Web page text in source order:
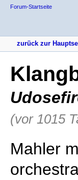
Forum-Startseite
zurück zur
(vor 1015
Mahler